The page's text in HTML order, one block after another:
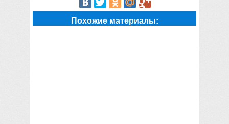
Похожие материалы: